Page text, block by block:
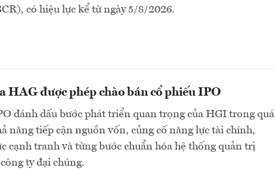
có hiệu lực kể từ ngày 5/8/2026.
HAG được phép chào bán cổ phiếu IPO
đánh dấu bước phát triển quan trọng của HGI trong quá
năng tiếp cận nguồn vốn, củng cố năng lực tài chính,
cạnh tranh và từng bước chuẩn hóa hệ thống quản trị
ty đại chúng.